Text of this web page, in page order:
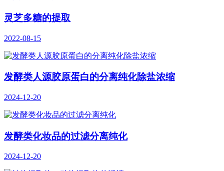
灵芝多糖的提取
2022-08-15
发酵类人源胶原蛋白的分离纯化除盐浓缩
2024-12-20
发酵类化妆品的过滤分离纯化
2024-12-20